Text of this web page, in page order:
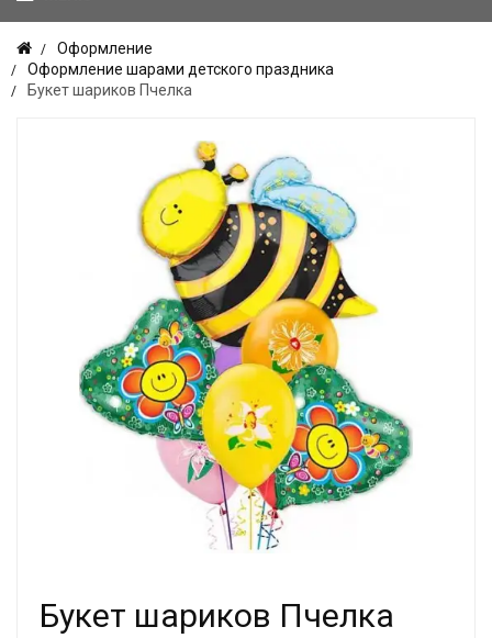
Оформление
Оформление шарами детского праздника
Букет шариков Пчелка
Букет шариков Пчелка